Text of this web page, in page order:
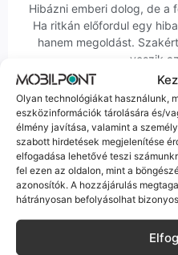
Olyan technológiákat használunk,
eszközinformációk tárolására és/
élmény javítása, valamint a
szabott hirdetések megjelenítése
elfogadása lehetővé teszi
fel ezen az oldalon, mint a
azonosítók. A hozzájárulás
hátrányosan befolyásolhat
Hibázni emberi dolog, de a
Ha ritkán előfordul egy
hanem megoldást.
veszik
Ingyenes
Ha messze laksz, mi
javítva vagy cserélve